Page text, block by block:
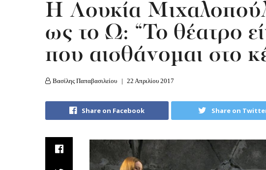
Η Λουκία
ως το Ω: “Το θέατρο
που αισθάνομαι στο
Βασίλης Παπαβασιλείου 22 Απριλίου 2017
Share on Facebook Share on